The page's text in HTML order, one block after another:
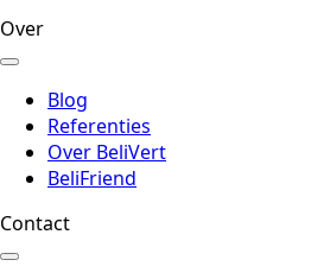
Over
Blog
Referenties
Over BeliVert
BeliFriend
Contact